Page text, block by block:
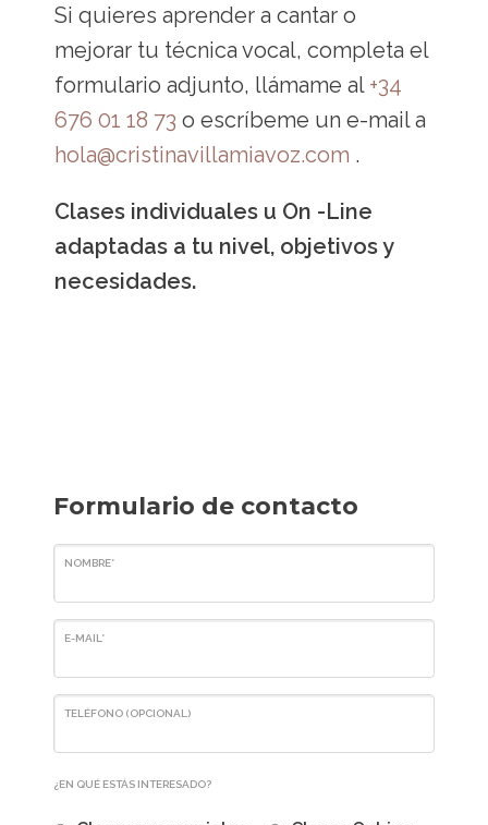
aclarar tus dudas
Si quieres aprender a cantar o
mejorar tu técnica vocal, completa el
676 01 18 73o escríbeme un e-mail a
hola@cristinavillamiavoz.com.
Formulario de contacto